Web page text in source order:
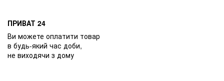
ПРИВАТ 24
Ви можете оплатити товар
в будь-який час доби,
не виходячи з дому